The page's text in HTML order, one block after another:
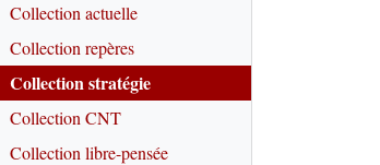
Collection actuelle
Collection repères
Collection stratégie
Collection CNT
Collection libre-pensée